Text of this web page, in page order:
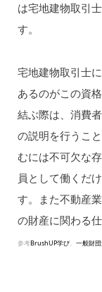
は宅地建物取引
す。
宅地建物取引士
あるのがこの資
結ぶ際は、消費
の説明を行うこ
むには不可欠な
員として働くだ
す。また不動産
の財産に関わる
参考BrushUP学び、 一般財